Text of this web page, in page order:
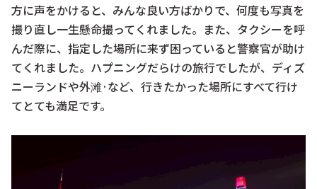
方に声をかけると、みんな良い方ばかりで、何度も写真を
撮り直し一生懸命撮ってくれました。また、タクシーを呼
んだ際に、指定した場所に来ず困っていると警察官が助け
てくれました。ハプニングだらけの旅行でしたが、ディズ
ニーランドや外滩·など、行きたかった場所にすべて行け
てとても満足です。